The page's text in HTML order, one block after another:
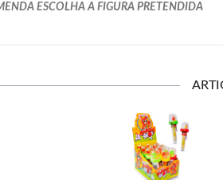
ESCOLHA A FIGURA PRETENDIDA